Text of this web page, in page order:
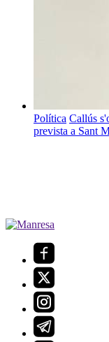
Política Callús
prevista a Sant